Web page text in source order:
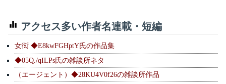
アクセス多い作者名連載・短編
女衒 ◆E8kwFGHptY氏の作品集
◆05Q./qILPs氏の雑談所ネタ
（エージェント）◆28KU4V0f26の雑談所作品